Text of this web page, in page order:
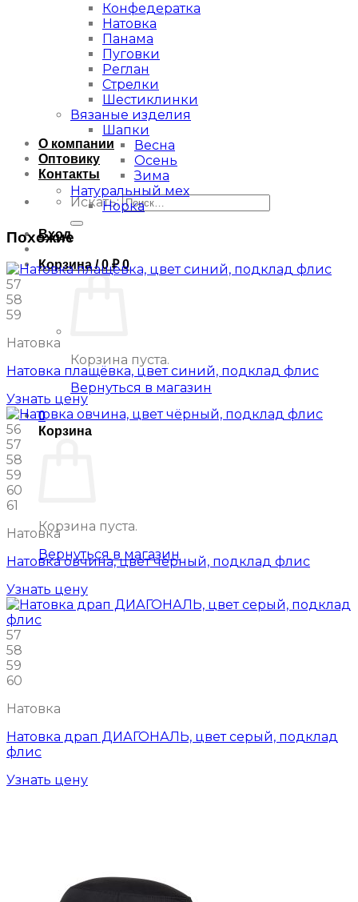
О компании
Оптовику
Контакты
Искать:
Вход
Корзина /0₽ 0
Корзина пуста.
Вернуться в магазин
0
Корзина
Корзина пуста.
Вернуться в магазин
Конфедератка
Натовка
Панама
Пуговки
Реглан
Стрелки
Шестиклинки
Вязаные изделия
Шапки
Весна
Осень
Зима
Натуральный мех
Норка
Похожие
57
58
59
Натовка
Натовка плащёвка, цвет синий, подклад флис
Узнать цену
56
57
58
59
60
61
Натовка
Натовка овчина, цвет чёрный, подклад флис
Узнать цену
57
58
59
60
Натовка
Натовка драп ДИАГОНАЛЬ, цвет серый, подклад
флис
Узнать цену